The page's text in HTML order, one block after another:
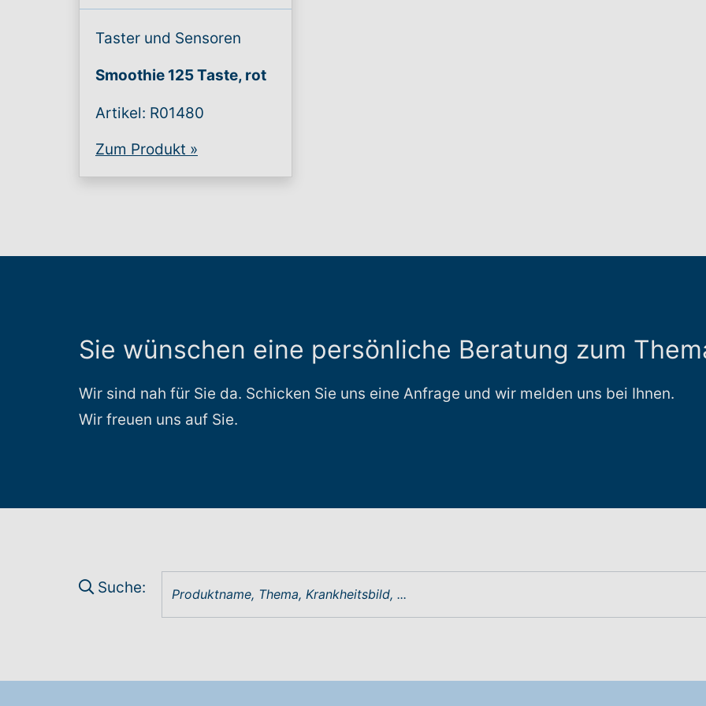
Taster und Sensoren
Smoothie 125 Taste, rot
Artikel: R01480
Zum Produkt »
Sie wünschen eine persönliche Beratung zum
Wir sind nah für Sie da. Schicken Sie uns eine Anfrage und wir melden uns bei Ihnen.
Wir freuen uns auf Sie.
Suche: